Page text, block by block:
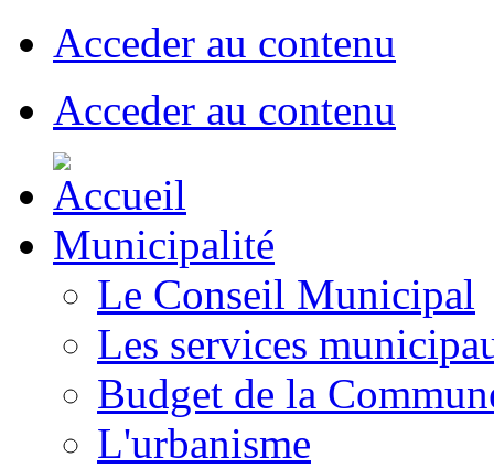
Acceder au contenu
Acceder au contenu
Municipalité
Le Conseil Municipal
Les services
Budget de la
L'urbanisme